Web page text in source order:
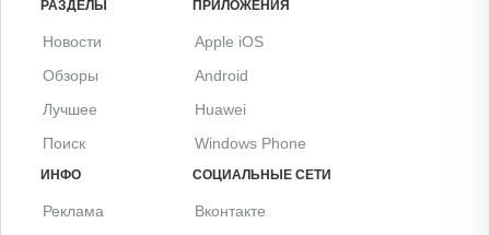
РАЗДЕЛЫ
Новости
Обзоры
Лучшее
Поиск
ПРИЛОЖЕНИЯ
Apple iOS
Android
Huawei
Windows Phone
ИНФО
Реклама
СОЦИАЛЬНЫЕ СЕТИ
Вконтакте